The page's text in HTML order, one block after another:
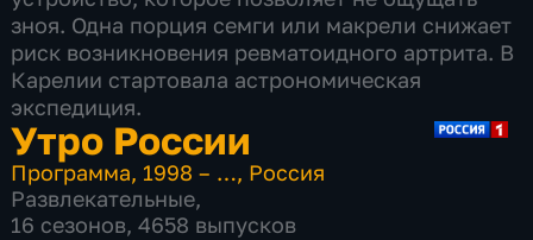
зноя. Одна порция семги или макрели снижает
риск возникновения ревматоидного артрита. В
Карелии стартовала астрономическая
экспедиция.
Утро России
Программа, 1998 – …, Россия
Развлекательные,
16 сезонов, 4658 выпусков